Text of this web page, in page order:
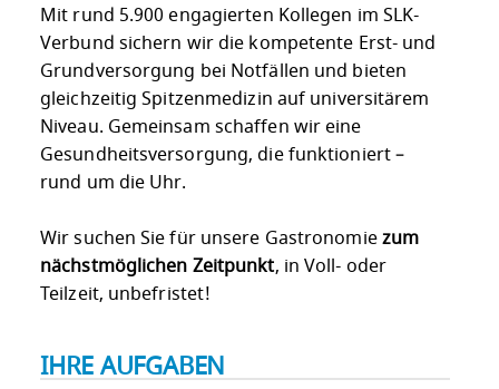
Mit rund 5.900 engagierten Kollegen im SLK-
Verbund sichern wir die kompetente Erst- und
Grundversorgung bei Notfällen und bieten
gleichzeitig Spitzenmedizin auf universitärem
Niveau. Gemeinsam schaffen wir eine
Gesundheitsversorgung, die funktioniert –
rund um die Uhr.
Wir suchen Sie für unsere Gastronomiezum
nächstmöglichen Zeitpunkt, in Voll- oder
Teilzeit, unbefristet!
IHRE AUFGABEN